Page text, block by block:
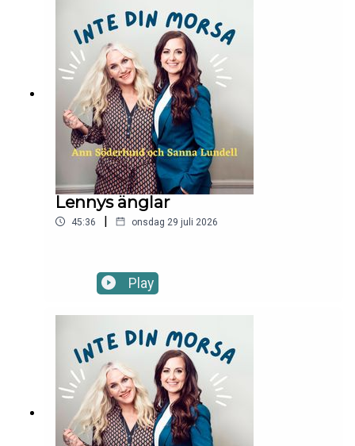
Lennys änglar
45:36 | onsdag 29 juli 2026
Play